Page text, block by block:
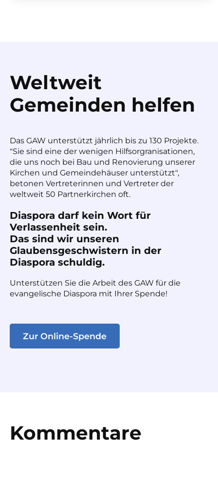
Weltweit
Gemeinden helfen
Das GAW unterstützt jährlich bis zu 130 Projekte.
"Sie sind eine der wenigen Hilfsorgranisationen,
die uns noch bei Bau und Renovierung unserer
Kirchen und Gemeindehäuser unterstützt",
betonen Vertreterinnen und Vertreter der
weltweit 50 Partnerkirchen oft.
Diaspora darf kein Wort für
Verlassenheit sein.
Das sind wir unseren
Glaubensgeschwistern in der
Diaspora schuldig.
Unterstützen Sie die Arbeit des GAW für die
evangelische Diaspora mit Ihrer Spende!
Zur Online-Spende
Kommentare